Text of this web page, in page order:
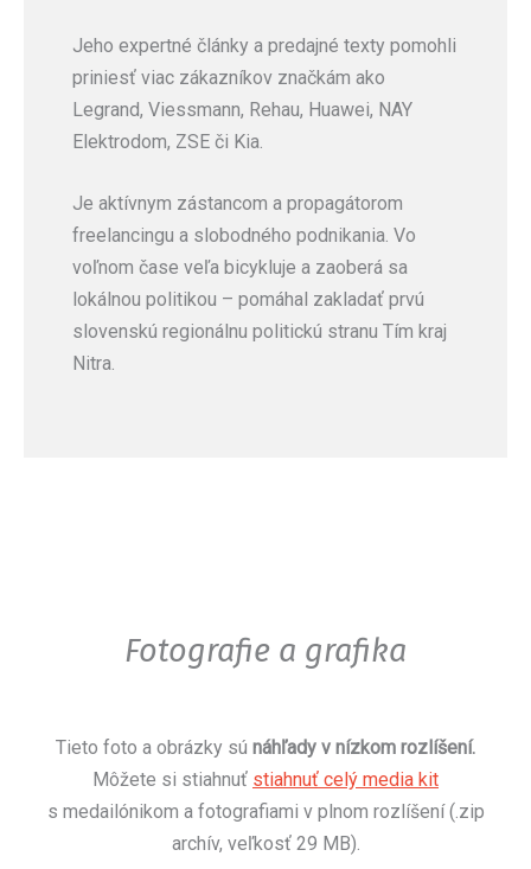
Jeho expertné články a predajné texty pomohli
priniesť viac zákazníkov značkám ako
Legrand, Viessmann, Rehau, Huawei, NAY
Elektrodom, ZSE či Kia.
Je aktívnym zástancom a propagátorom
freelancingu a slobodného podnikania. Vo
voľnom čase veľa bicykluje a zaoberá sa
lokálnou politikou – pomáhal zakladať prvú
slovenskú regionálnu politickú stranu Tím kraj
Nitra.
Fotografie a grafika
Tieto foto a obrázky sú náhľady v nízkom rozlíšení.
Môžete si stiahnuť stiahnuť celý media kit
s medailónikom a fotografiami v plnom rozlíšení (.zip
archív, veľkosť 29 MB).